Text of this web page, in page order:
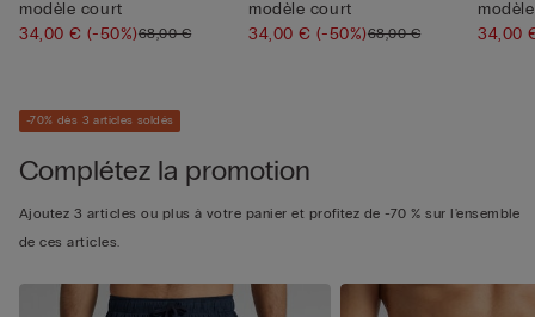
modèle court
34,00 €(-50%)68,00 €
modèle court
34,00 €(-50%)68,00 €
34,00
-70% dès 3 articles soldés
Complétez la promotion
Ajoutez 3 articles ou plus à votre panier et profitez de -70 % sur l'ensemble
de ces articles.